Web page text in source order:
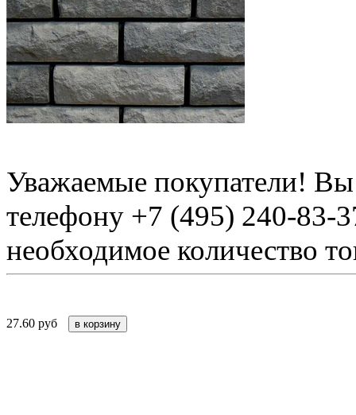
Уважаемые покупатели!
телефону +7 (495) 240-83-
необходимое количество
27.60 руб